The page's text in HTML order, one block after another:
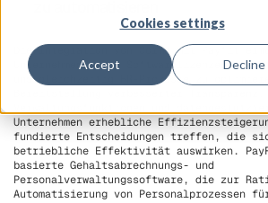
Cookies settings
Accept Decline
Die Integration von Corma mit Payfit
Unternehmen, ihre Softwarelizenzen
und gleichzeitig HR-Prozesse zu
Bereitstellung verbesserter
Verwaltungsfunktionen und
Unternehmen erhebliche
fundierte Entscheidungen treffen, die
betriebliche Effektivität auswirken.
basierte Gehaltsabrechnungs- und
Personalverwaltungssoftware, die zur
Automatisierung von Personalprozessen